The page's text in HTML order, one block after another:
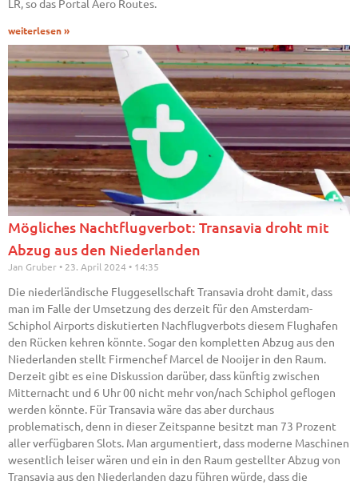
LR, so das Portal Aero Routes.
weiterlesen »
Mögliches Nachtflugverbot: Transavia droht mit
Abzug aus den Niederlanden
Jan Gruber 23. April 2024 14:35
Die niederländische Fluggesellschaft Transavia droht damit, dass
man im Falle der Umsetzung des derzeit für den Amsterdam-
Schiphol Airports diskutierten Nachflugverbots diesem Flughafen
den Rücken kehren könnte. Sogar den kompletten Abzug aus den
Niederlanden stellt Firmenchef Marcel de Nooijer in den Raum.
Derzeit gibt es eine Diskussion darüber, dass künftig zwischen
Mitternacht und 6 Uhr 00 nicht mehr von/nach Schiphol geflogen
werden könnte. Für Transavia wäre das aber durchaus
problematisch, denn in dieser Zeitspanne besitzt man 73 Prozent
aller verfügbaren Slots. Man argumentiert, dass moderne Maschinen
wesentlich leiser wären und ein in den Raum gestellter Abzug von
Transavia aus den Niederlanden dazu führen würde, dass die